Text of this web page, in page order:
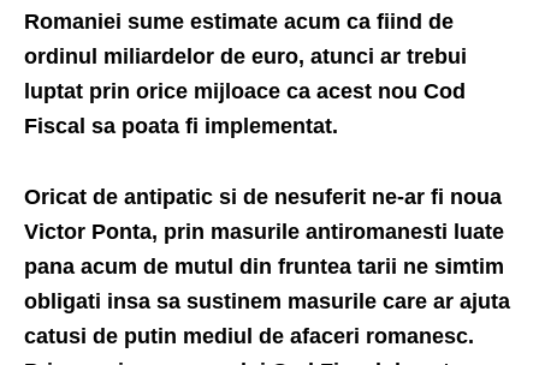
Romaniei sume estimate acum ca fiind de
ordinul miliardelor de euro, atunci ar trebui
luptat prin orice mijloace ca acest nou Cod
Fiscal sa poata fi implementat.
Oricat de antipatic si de nesuferit ne-ar fi noua
Victor Ponta, prin masurile antiromanesti luate
pana acum de mutul din fruntea tarii ne simtim
obligati insa sa sustinem masurile care ar ajuta
catusi de putin mediul de afaceri romanesc.